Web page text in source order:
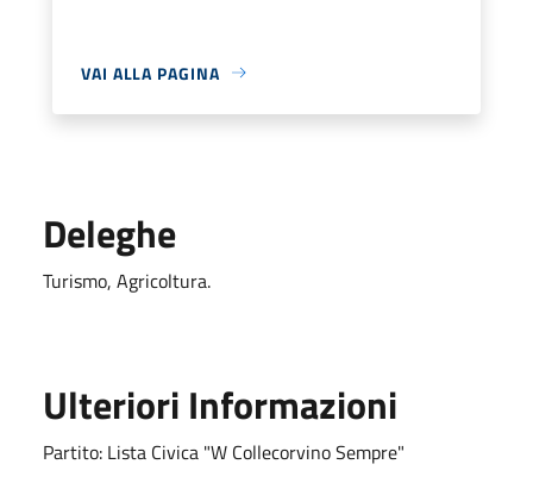
VAI ALLA PAGINA
Deleghe
Turismo, Agricoltura.
Ulteriori Informazioni
Partito: Lista Civica "W Collecorvino Sempre"